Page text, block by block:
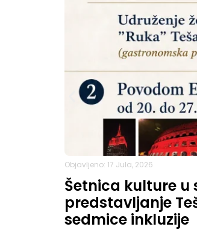
Objavljeno: 17 Jula, 2026
Šetnica kulture u
predstavljanje
sedmice inkluzije